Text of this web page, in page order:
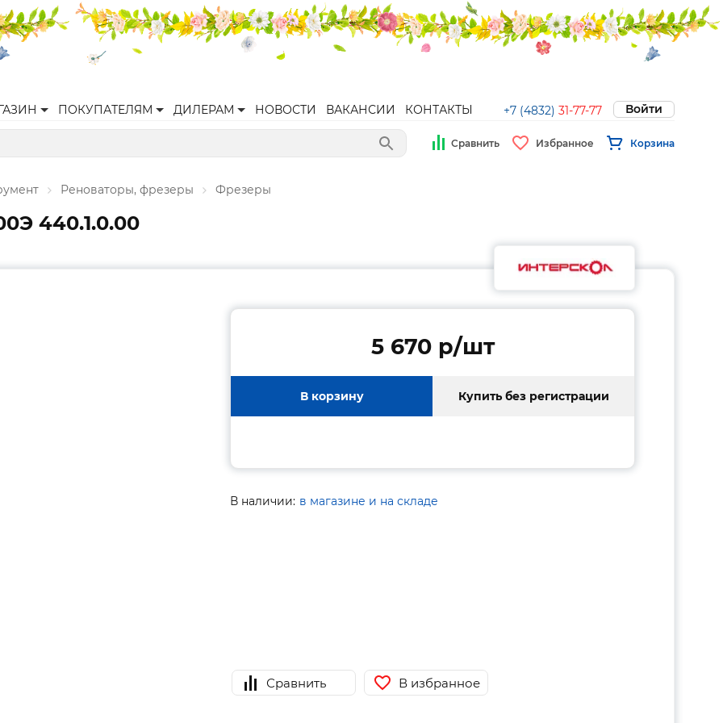
ПОКУПАТЕЛЯМ ДИЛЕРАМ НОВОСТИ ВАКАНСИИ КОНТАКТЫ +7 (4832) 31-77-77 Войти
Сравнить Избранное Корзина
Реноваторы, фрезеры Фрезеры
440.1.0.00
5 670 p/шт
В корзину Купить без регистрации
В наличии: в магазине и на складе
Сравнить В избранное